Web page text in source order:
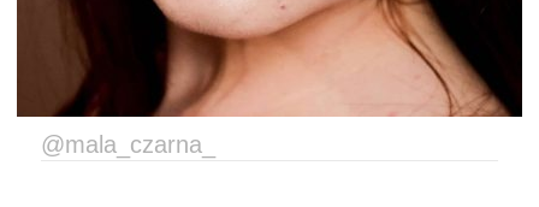
@mala_czarna_